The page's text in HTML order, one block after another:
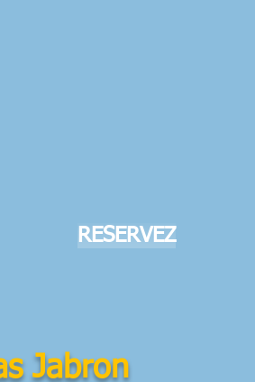
RESERVEZ
Jabron